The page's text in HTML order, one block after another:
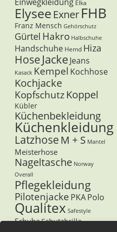
Elka
Elysee ExnerFHB
Franz Mensch Gehörschutz
Gürtel Hakro Halbschuhe
Handschuhe Hemd Hiza
Hose JackeJeans
Kasack Kempel Kochhose
Kochjacke
KopfschutzKoppel
Kübler
Küchenbekleidung
Küchenkleidung
Latzhose M + S Mantel
Meisterhose
Nageltasche Norway
Overall
Pflegekleidung
Pilotenjacke PKAPolo
Qualitex Safestyle
SchuheSchutzbrille